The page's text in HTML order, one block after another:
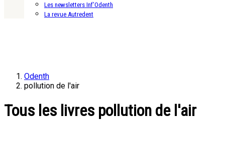
Les newsletters Inf’Odenth
La revue Autredent
Odenth
pollution de l'air
Tous les livres pollution de l'air